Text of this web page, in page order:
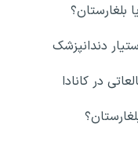
بلغارستان؟
دندانپزشک
در کانادا